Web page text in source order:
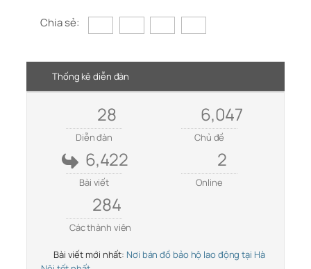
Chia sẻ:
Thống kê diễn đàn
28
Diễn đàn
6,047
Chủ đề
6,422
Bài viết
2
Online
284
Các thành viên
Bài viết mới nhất: Nơi bán đồ bảo hộ lao động tại Hà